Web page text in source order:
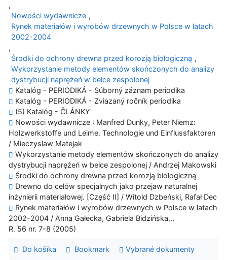
,
Nowości wydawnicze ,
Rynek materiałów i wyrobów drzewnych w Polsce w latach
2002-2004
,
Środki do ochrony drewna przed korozją biologiczną ,
Wykorzystanie metody elementów skończonych do analizy
dystrybucji naprężeń w belce zespolonej
Katalóg - PERIODIKÁ - Súborný záznam periodika
Katalóg - PERIODIKÁ - Zviazaný ročník periodika
(5) Katalóg - ČLÁNKY
Nowości wydawnicze : Manfred Dunky, Peter Niemz:
Holzwerkstoffe und Leime. Technologie und Einflussfaktoren
/ Mieczyslaw Matejak
Wykorzystanie metody elementów skończonych do analizy
dystrybucji naprężeń w belce zespolonej / Andrzej Makowski
Środki do ochrony drewna przed korozją biologiczną
Drewno do celów specjalnych jako przejaw naturalnej
inżynierii materiałowej. [Część II] / Witold Dzbeński, Rafał Dec
Rynek materiałów i wyrobów drzewnych w Polsce w latach
2002-2004 / Anna Gałecka, Gabriela Bidzińska,..
R. 56 nr. 7-8 (2005)
Do košíka Bookmark Vybrané dokumenty